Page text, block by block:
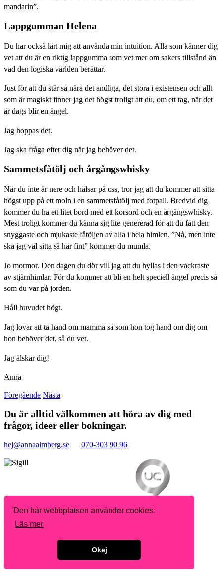
Den här webbplatsen använder cookies.
Läs mer
Okej
mandarin”.
Lappgumman Helena
Du har också lärt mig att använda min intuition. Alla som känner dig
vet att du är en riktig lappgumma som vet mer om sakers tillstånd än
vad den logiska världen berättar.
Just för att du står så nära det andliga, det stora i existensen och allt
som är magiskt finner jag det högst troligt att du, om ett tag, när det
är dags blir en ängel.
Jag hoppas det.
Jag ska fråga efter dig när jag behöver det.
Sammetsfåtölj och årgångswhisky
När du inte är nere och hälsar på oss, tror jag att du kommer att sitta
högst upp på ett moln i en sammetsfåtölj med fotpall. Bredvid dig
kommer du ha ett litet bord med ett korsord och en årgångswhisky.
Mest troligt kommer du känna sig lite genererad för att du fått den
snyggaste och mjukaste fåtöljen av alla i hela himlen. ”Nå, men inte
ska jag väl sitta så här fint” kommer du mumla.
Jo mormor. Den dagen du dör vill jag att du hyllas i den vackraste
av stjärnhimlar. För du kommer att bli en helt speciell ängel precis så
som du var på jorden.
Håll huvudet högt.
Jag lovar att ta hand om mamma så som hon tog hand om dig om
hon behöver det, så du vet.
Jag älskar dig!
Anna
Föregående Nästa
Du är alltid välkommen att höra av dig med
frågor, ideer eller bokningar.
hej@annaalmberg.se 070-303 90 96